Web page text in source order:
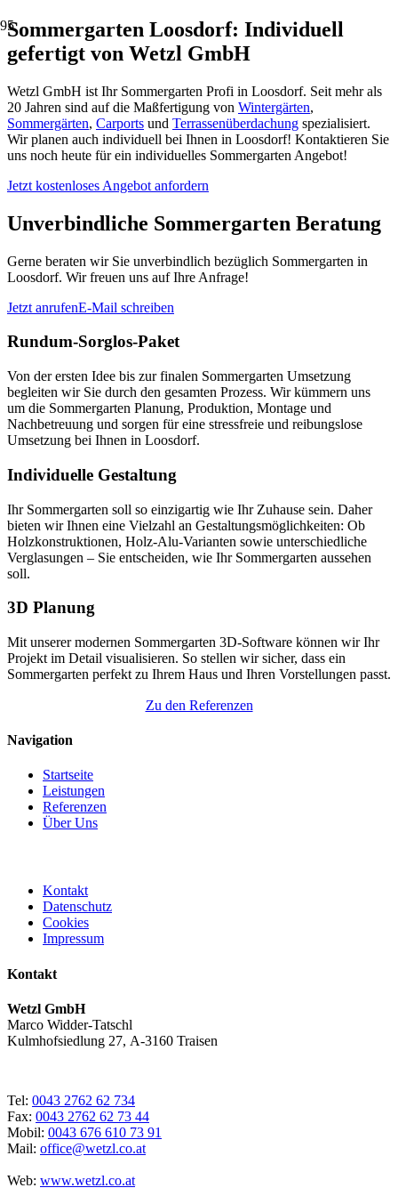
Sommergarten Loosdorf: Individuell
gefertigt von Wetzl GmbH
Wetzl GmbH ist Ihr Sommergarten Profi in Loosdorf. Seit mehr als
20 Jahren sind auf die Maßfertigung von Wintergärten,
Sommergärten, Carports und Terrassenüberdachung spezialisiert.
Wir planen auch individuell bei Ihnen in Loosdorf! Kontaktieren Sie
uns noch heute für ein individuelles Sommergarten Angebot!
Jetzt kostenloses Angebot anfordern
Unverbindliche Sommergarten Beratung
Gerne beraten wir Sie unverbindlich bezüglich Sommergarten in
Loosdorf. Wir freuen uns auf Ihre Anfrage!
Jetzt anrufenE-Mail schreiben
Rundum-Sorglos-Paket
Von der ersten Idee bis zur finalen Sommergarten Umsetzung
begleiten wir Sie durch den gesamten Prozess. Wir kümmern uns
um die Sommergarten Planung, Produktion, Montage und
Nachbetreuung und sorgen für eine stressfreie und reibungslose
Umsetzung bei Ihnen in Loosdorf.
Individuelle Gestaltung
Ihr Sommergarten soll so einzigartig wie Ihr Zuhause sein. Daher
bieten wir Ihnen eine Vielzahl an Gestaltungsmöglichkeiten: Ob
Holzkonstruktionen, Holz-Alu-Varianten sowie unterschiedliche
Verglasungen – Sie entscheiden, wie Ihr Sommergarten aussehen
soll.
3D Planung
Mit unserer modernen Sommergarten 3D-Software können wir Ihr
Projekt im Detail visualisieren. So stellen wir sicher, dass ein
Sommergarten perfekt zu Ihrem Haus und Ihren Vorstellungen passt.
Zu den Referenzen
Navigation
Startseite
Leistungen
Referenzen
Über Uns
Kontakt
Datenschutz
Cookies
Impressum
Kontakt
Wetzl GmbH
Marco Widder-Tatschl
Kulmhofsiedlung 27, A-3160 Traisen
Tel: 0043 2762 62 734
Fax: 0043 2762 62 73 44
Mobil: 0043 676 610 73 91
Mail: office@wetzl.co.at
Web: www.wetzl.co.at